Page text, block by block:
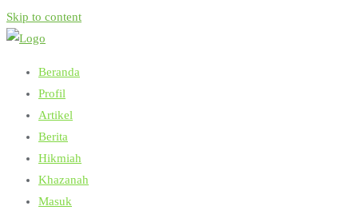
Skip to content
Beranda
Profil
Artikel
Berita
Hikmiah
Khazanah
Masuk